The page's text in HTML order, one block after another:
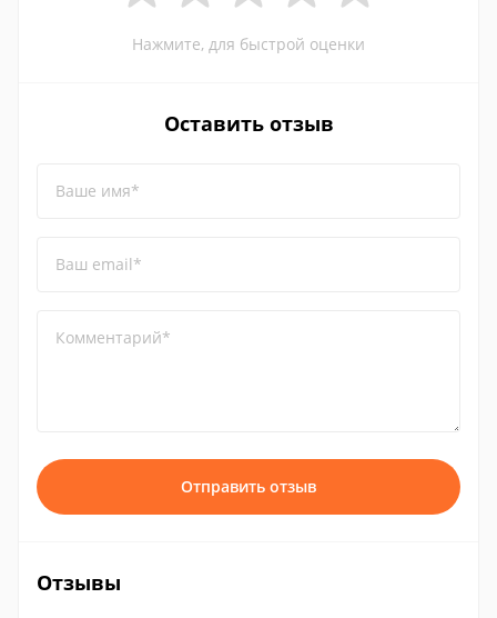
Нажмите, для быстрой оценки
Оставить отзыв
Ваше имя*
Ваш email*
Комментарий*
Отправить отзыв
Отзывы